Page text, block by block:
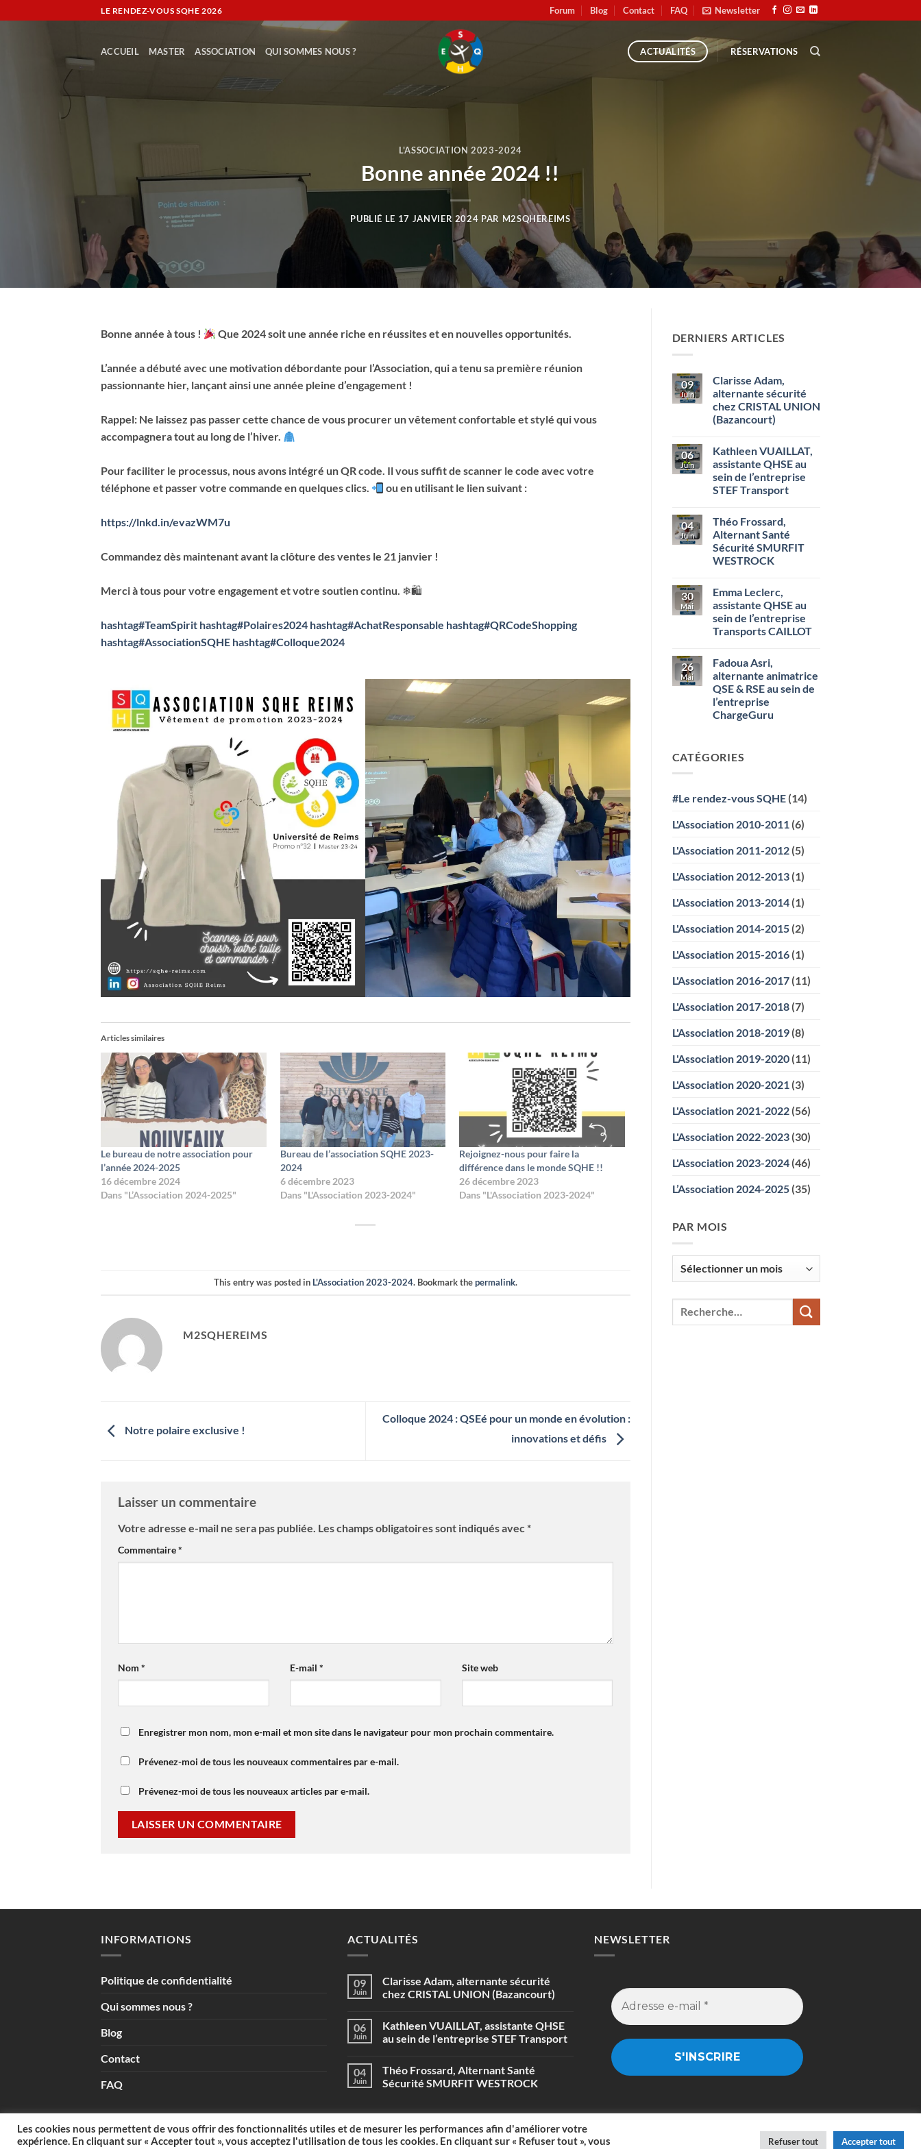
au
LE RENDEZ-VOUS SQHE 2026 Forum Blog Contact FAQ Newsletter
ACCUEIL MASTER ASSOCIATION QUI SOMMES NOUS ? ACTUALITÉS RÉSERVATIONS
L'ASSOCIATION 2023-2024
Bonne année 2024 !!
PUBLIÉ LE 17 JANVIER 2024 PAR M2SQHEREIMS
Bonne année à tous ! Que 2024 soit une année riche en réussites et en nouvelles opportunités.
L’année a débuté avec une motivation débordante pour l’Association, qui a tenu sa première réunion
passionnante hier, lançant ainsi une année pleine d’engagement !
Rappel: Ne laissez pas passer cette chance de vous procurer un vêtement confortable et stylé qui vous
accompagnera tout au long de l’hiver.
Pour faciliter le processus, nous avons intégré un QR code. Il vous suffit de scanner le code avec votre
téléphone et passer votre commande en quelques clics.
ou en utilisant le lien suivant :
https://lnkd.in/evazWM7u
Commandez dès maintenant avant la clôture des ventes le 21 janvier !
Merci à tous pour votre engagement et votre soutien continu. ❄🛍
hashtag#TeamSpirit hashtag#Polaires2024 hashtag#AchatResponsable hashtag#QRCodeShopping
hashtag#AssociationSQHE hashtag#Colloque2024
Articles similaires
Le bureau de notre association pour
l’année 2024-2025
16 décembre 2024
Dans "L’Association 2024-2025"
Bureau de l’association SQHE 2023-
2024
6 décembre 2023
Dans "L'Association 2023-2024"
Rejoignez-nous pour faire la
différence dans le monde SQHE !!
26 décembre 2023
Dans "L'Association 2023-2024"
This entry was posted in L'Association 2023-2024. Bookmark thepermalink.
M2SQHEREIMS
Notre polaire exclusive !
Colloque 2024 : QSEé pour un monde en évolution :
innovations et défis
Laisser un commentaire
Votre adresse e-mail ne sera pas publiée. Les champs obligatoires sont indiqués avec*
Commentaire*
Nom * E-mail * Site web
Enregistrer mon nom, mon e-mail et mon site dans le navigateur pour mon prochain commentaire.
Prévenez-moi de tous les nouveaux commentaires par e-mail.
Prévenez-moi de tous les nouveaux articles par e-mail.
DERNIERS ARTICLES
09
Juin
Clarisse Adam,
alternante sécurité
chez CRISTAL UNION
(Bazancourt)
sur
Clarisse
Adam,
alternante
sécurité
chez
(Bazancourt)
06
Juin
Kathleen VUAILLAT,
assistante QHSE au
sein de l’entreprise
STEF Transport
sur
Kathleen
VUAILLAT,
assistante
QHSE
au
l’entreprise
Transport
04
Juin
Théo Frossard,
Alternant Santé
Sécurité SMURFIT
WESTROCK
sur
Frossard,
Alternant
Santé
Sécurité
30
Mai
Emma Leclerc,
assistante QHSE au
sein de l’entreprise
Transports CAILLOT
sur
Emma
Leclerc,
assistante
QHSE
au
sein
26
Mai
Fadoua Asri,
alternante animatrice
QSE & RSE au sein de
l’entreprise
ChargeGuru
Fadoua
Asri,
&
sein
ChargeGuru
CATÉGORIES
#Le rendez-vous SQHE(14)
L'Association 2010-2011(6)
L'Association 2011-2012(5)
L'Association 2012-2013(1)
L'Association 2013-2014(1)
L'Association 2014-2015(2)
L'Association 2015-2016(1)
L'Association 2016-2017(11)
L'Association 2017-2018(7)
L'Association 2018-2019(8)
L'Association 2019-2020(11)
L'Association 2020-2021(3)
L'Association 2021-2022(56)
L'Association 2022-2023(30)
L'Association 2023-2024(46)
L’Association 2024-2025(35)
PAR MOIS
Par
INFORMATIONS
Politique de confidentialité
Qui sommes nous ?
Blog
Contact
FAQ
ACTUALITÉS
09
Juin
Clarisse Adam, alternante sécurité
chez CRISTAL UNION (Bazancourt)
sur
Clarisse
Adam,
chez
CRISTAL
UNION
06
Juin
Kathleen VUAILLAT, assistante QHSE
au sein de l’entreprise STEF Transport
sur
Kathleen
VUAILLAT,
au
de
l’entreprise
04
Juin
Théo Frossard, Alternant Santé
Sécurité SMURFIT WESTROCK
sur
Frossard,
Alternant
NEWSLETTER
Les cookies nous permettent de vous offrir des fonctionnalités utiles et de mesurer les performances afin d'améliorer votre
expérience. En cliquant sur « Accepter tout », vous acceptez l'utilisation de tous les cookies. En cliquant sur « Refuser tout », vous
Refuser tout Accepter tout